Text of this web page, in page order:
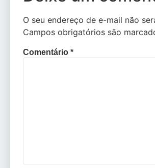
O seu endereço de e-mail não
Campos obrigatórios são
Comentário *